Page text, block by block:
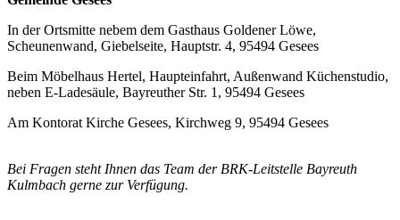
In der Ortsmitte nebem dem Gasthaus Goldener Löwe,
Scheunenwand, Giebelseite, Hauptstr. 4, 95494 Gesees
Beim Möbelhaus Hertel, Haupteinfahrt, Außenwand Küchenstudio,
neben E-Ladesäule, Bayreuther Str. 1, 95494 Gesees
Am Kontorat Kirche Gesees, Kirchweg 9, 95494 Gesees
Bei Fragen steht Ihnen das Team der BRK-Leitstelle Bayreuth
Kulmbach gerne zur Verfügung.